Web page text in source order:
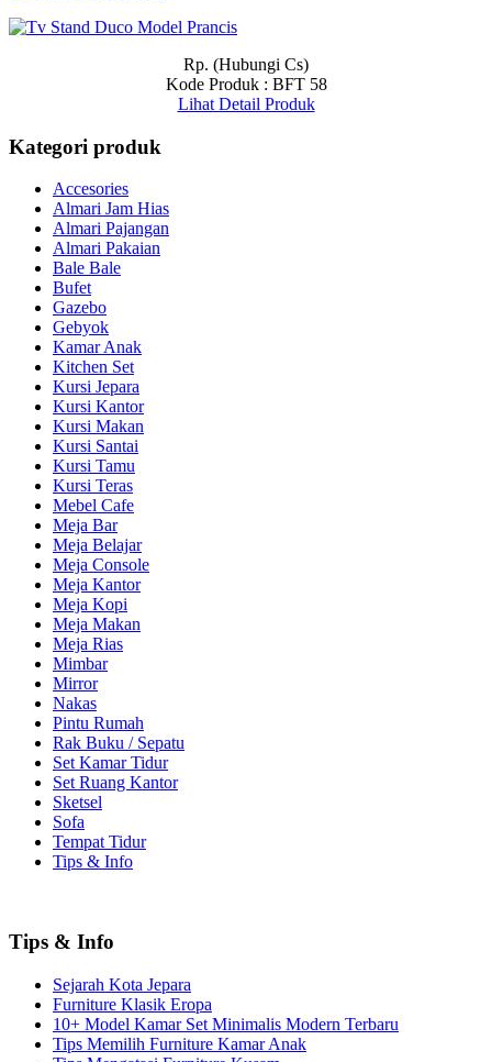
Rp. (Hubungi Cs)
Kode Produk : BFT 58
Lihat Detail Produk
Kategori produk
Accesories
Almari Jam Hias
Almari Pajangan
Almari Pakaian
Bale Bale
Bufet
Gazebo
Gebyok
Kamar Anak
Kitchen Set
Kursi Jepara
Kursi Kantor
Kursi Makan
Kursi Santai
Kursi Tamu
Kursi Teras
Mebel Cafe
Meja Bar
Meja Belajar
Meja Console
Meja Kantor
Meja Kopi
Meja Makan
Meja Rias
Mimbar
Mirror
Nakas
Pintu Rumah
Rak Buku / Sepatu
Set Kamar Tidur
Set Ruang Kantor
Sketsel
Sofa
Tempat Tidur
Tips & Info
Tips & Info
Sejarah Kota Jepara
Furniture Klasik Eropa
10+ Model Kamar Set Minimalis Modern Terbaru
Tips Memilih Furniture Kamar Anak